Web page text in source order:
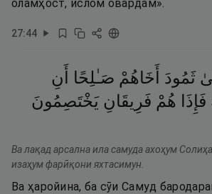
оламҳост, ислом овардам».
27:44
ثَمُودَ أَخَاهُمْ صَـٰلِحًا
أَنِ
فَإِذَا هُمْ فَرِيقَانِ يَخْتَصِمُونَ
Ва лақад арсална ила самуда ахоҳум
изаҳум фарӣқони яхтасимун.
Ва ҳаройина, ба сӯи Самуд